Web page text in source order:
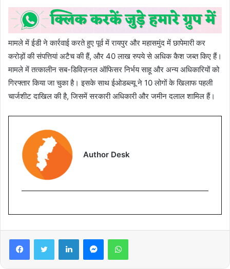
मामले में ईडी ने कार्रवाई करते हुए पूर्व में रायपुर और महासमुंद में छापेमारी कर
करोड़ों की संपत्तियां अटैच की हैं, और 40 लाख रुपये से अधिक कैश जब्त किए हैं।
मामले में तत्कालीन सब-डिविज़नल ऑफिसर निर्भय साहू और अन्य अधिकारियों को
गिरफ्तार किया जा चुका है। इसके साथ ईओडब्ल्यू ने 10 लोगों के खिलाफ पहली
चार्जशीट दाखिल की है, जिसमें सरकारी अधिकारी और जमीन दलाल शामिल हैं।
Author Desk